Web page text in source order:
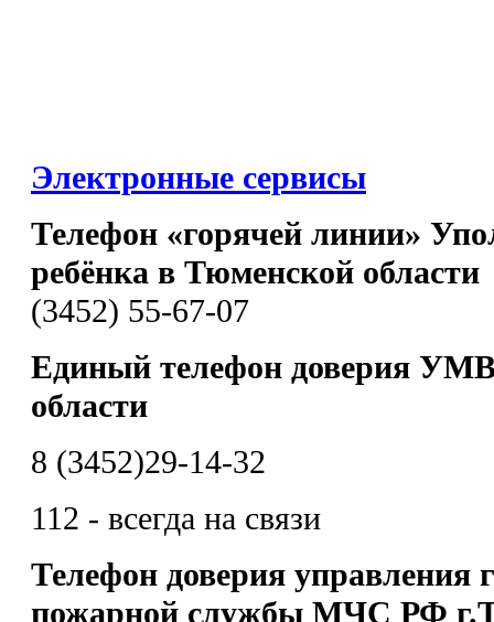
Электронные сервисы
Телефон «горячей линии»
ребёнка в Тюменской области
(3452) 55-67-07
Единый телефон доверия
области
8 (3452)29-14-32
112 - всегда на связи
Телефон доверия управления
пожарной службы МЧС РФ